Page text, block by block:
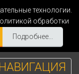
технологии.
обработки
Подробнее...